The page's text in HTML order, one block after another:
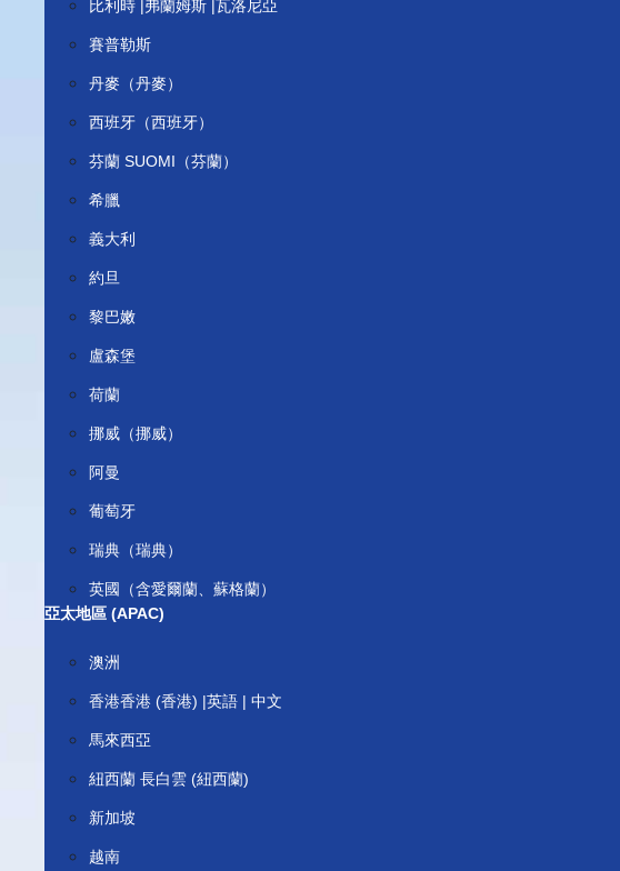
比利時 |弗蘭姆斯 |瓦洛尼亞
賽普勒斯
丹麥（丹麥）
西班牙（西班牙）
芬蘭 SUOMI（芬蘭）
希臘
義大利
約旦
黎巴嫩
盧森堡
荷蘭
挪威（挪威）
阿曼
葡萄牙
瑞典（瑞典）
英國（含愛爾蘭、蘇格蘭）
亞太地區 (APAC)
澳洲
香港香港 (香港) |英語 | 中文
馬來西亞
紐西蘭 長白雲 (紐西蘭)
新加坡
越南